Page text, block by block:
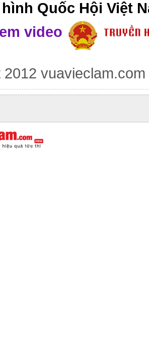
Quốc Hội Việt
video
vuavieclam.com